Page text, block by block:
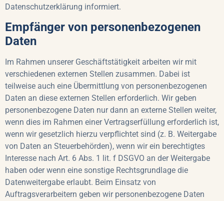
Datenschutzerklärung informiert.
Empfänger von personenbezogenen
Daten
Im Rahmen unserer Geschäftstätigkeit arbeiten wir mit
verschiedenen externen Stellen zusammen. Dabei ist
teilweise auch eine Übermittlung von personenbezogenen
Daten an diese externen Stellen erforderlich. Wir geben
personenbezogene Daten nur dann an externe Stellen weiter,
wenn dies im Rahmen einer Vertragserfüllung erforderlich ist,
wenn wir gesetzlich hierzu verpflichtet sind (z. B. Weitergabe
von Daten an Steuerbehörden), wenn wir ein berechtigtes
Interesse nach Art. 6 Abs. 1 lit. f DSGVO an der Weitergabe
haben oder wenn eine sonstige Rechtsgrundlage die
Datenweitergabe erlaubt. Beim Einsatz von
Auftragsverarbeitern geben wir personenbezogene Daten